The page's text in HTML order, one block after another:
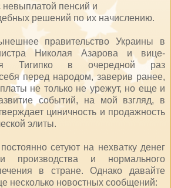
невыплатой пенсий и
решений по их начислению.
правительство Украины в
Николая Азарова и вице-
Тигипко в очередной раз
перед народом, заверив ранее,
не только не урежут, но еще и
событий, на мой взгляд, в
циничность и продажность
элиты.
сетуют на нехватку денег
производства и нормального
в стране. Однако давайте
несколько новостных сообщений: